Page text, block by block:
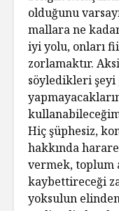
olduğunu
mallara ne
iyi yolu, onları
zorlamaktır.
söyledikleri şeyi
Hiç şüphesiz,
hakkında
vermek, toplum
kaybettireceği
yoksulun